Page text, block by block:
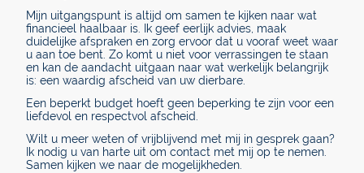
Mijn uitgangspunt is altijd om samen te kijken naar wat
financieel haalbaar is. Ik geef eerlijk advies, maak
duidelijke afspraken en zorg ervoor dat u vooraf weet waar
u aan toe bent. Zo komt u niet voor verrassingen te staan
en kan de aandacht uitgaan naar wat werkelijk belangrijk
is: een waardig afscheid van uw dierbare.
Een beperkt budget hoeft geen beperking te zijn voor een
liefdevol en respectvol afscheid.
Wilt u meer weten of vrijblijvend met mij in gesprek gaan?
Ik nodig u van harte uit om contact met mij op te nemen.
Samen kijken we naar de mogelijkheden.